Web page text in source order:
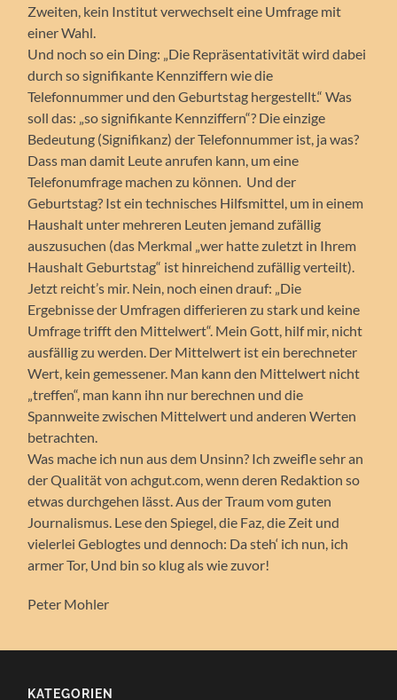
Zweiten, kein Institut verwechselt eine Umfrage mit
einer Wahl.
Und noch so ein Ding: „Die Repräsentativität wird dabei
durch so signifikante Kennziffern wie die
Telefonnummer und den Geburtstag hergestellt.“ Was
soll das: „so signifikante Kennziffern“? Die einzige
Bedeutung (Signifikanz) der Telefonnummer ist, ja was?
Dass man damit Leute anrufen kann, um eine
Telefonumfrage machen zu können. Und der
Geburtstag? Ist ein technisches Hilfsmittel, um in einem
Haushalt unter mehreren Leuten jemand zufällig
auszusuchen (das Merkmal „wer hatte zuletzt in Ihrem
Haushalt Geburtstag“ ist hinreichend zufällig verteilt).
Jetzt reicht’s mir. Nein, noch einen drauf: „Die
Ergebnisse der Umfragen differieren zu stark und keine
Umfrage trifft den Mittelwert“. Mein Gott, hilf mir, nicht
ausfällig zu werden. Der Mittelwert ist ein berechneter
Wert, kein gemessener. Man kann den Mittelwert nicht
„treffen“, man kann ihn nur berechnen und die
Spannweite zwischen Mittelwert und anderen Werten
betrachten.
Was mache ich nun aus dem Unsinn? Ich zweifle sehr an
der Qualität von achgut.com, wenn deren Redaktion so
etwas durchgehen lässt. Aus der Traum vom guten
Journalismus. Lese den Spiegel, die Faz, die Zeit und
vielerlei Geblogtes und dennoch: Da steh‘ ich nun, ich
armer Tor, Und bin so klug als wie zuvor!
Peter Mohler
KATEGORIEN